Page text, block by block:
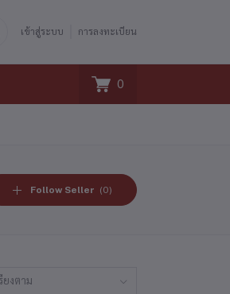
เข้าสู่ระบบ การลงทะเบียน
0
Follow Seller (0)
ยงตาม